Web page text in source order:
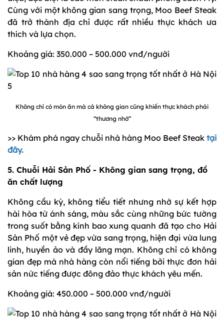
Cùng với một không gian sang trọng, Moo Beef Steak
đã trở thành địa chỉ được rất nhiều thực khách ưa
thích và lựa chọn.
Khoảng giá: 350.000 – 500.000 vnđ/người
Không chỉ có món ăn mà cả không gian cũng khiến thực khách phải
“thương nhớ”
>> Khám phá ngay chuỗi nhà hàng Moo Beef Steak tại
đây.
5. Chuỗi Hải Sản Phố - Không gian sang trọng, đồ
ăn chất lượng
Không cầu kỳ, không tiểu tiết nhưng nhờ sự kết hợp
hài hòa từ ánh sáng, màu sắc cùng những bức tường
trong suốt bằng kính bao xung quanh đã tạo cho Hải
Sản Phố một vẻ đẹp vừa sang trọng, hiện đại vừa lung
linh, huyền ảo và đầy lãng mạn. Không chỉ có không
gian đẹp mà nhà hàng còn nổi tiếng bởi thực đơn hải
sản nức tiếng được đông đảo thực khách yêu mến.
Khoảng giá: 450.000 – 500.000 vnđ/người